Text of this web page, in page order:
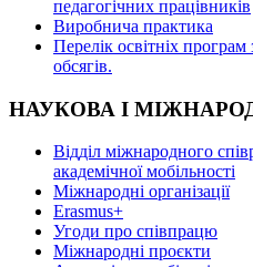
педагогічних працівників
Виробнича практика
Перелік освітніх
oбсягів.
НАУКОВА І
Відділ міжнародного
академічної мобільності
Міжнародні організації
Erasmus+
Угоди про співпрацю
Міжнародні проєкти